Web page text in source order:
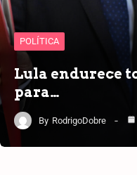
POLÍTICA
Lula endurece
para…
By RodrigoDobre